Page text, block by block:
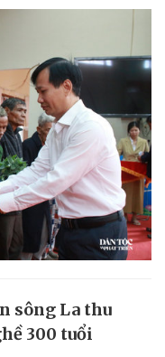
sông La thu
300 tuổi